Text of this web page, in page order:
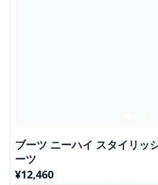
ブーツ ニーハイ スタイリッ
ーツ
¥12,460